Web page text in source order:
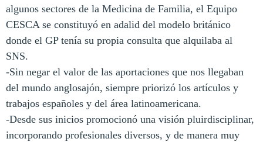
algunos sectores de la Medicina de Familia, el Equipo
CESCA se constituyó en adalid del modelo británico
donde el GP tenía su propia consulta que alquilaba al
SNS.
-Sin negar el valor de las aportaciones que nos llegaban
del mundo anglosajón, siempre priorizó los artículos y
trabajos españoles y del área latinoamericana.
-Desde sus inicios promocionó una visión pluirdisciplinar,
incorporando profesionales diversos, y de manera muy